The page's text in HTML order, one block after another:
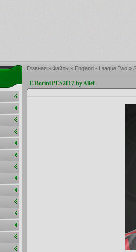
Главная » Файлы » England - League Two »
F. Borini PES2017 by Alief